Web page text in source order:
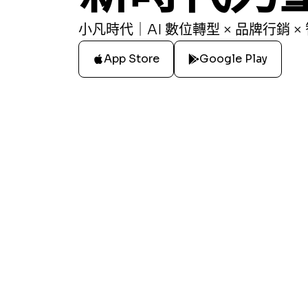
小凡時代｜AI 數位轉型 × 品牌行銷 ×
App Store Google Play